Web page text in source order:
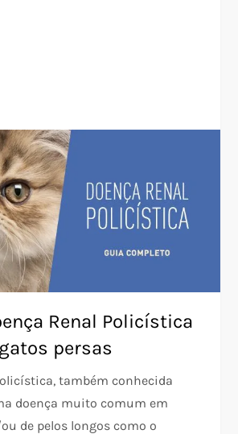
Renal Policística
persas
também conhecida
doença muito comum em
de pelos longos como o